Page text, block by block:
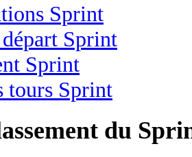
Sprint
Sprint
Sprint
tours Sprint
du